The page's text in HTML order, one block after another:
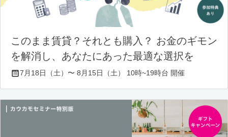
このまま賃貸？それとも購入？ お金のギモン
を解消し、あなたにあった最適な選択を
7月18日（土）〜 8月15日（土） 10時~19時台 開催